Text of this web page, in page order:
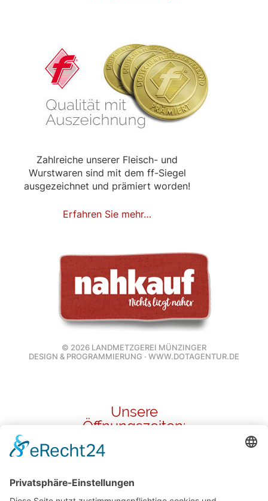
Zahlreiche unserer Fleisch- und
Wurstwaren sind mit dem ff-Siegel
ausgezeichnet und prämiert worden!
Erfahren Sie mehr…
© 2026 LANDMETZGEREI MÜNZINGER
DESIGN & PROGRAMMIERUNG · WWW.DOTAGENTUR.DE
Unsere
Öffnungszeiten:
Metzgerei in Mauren
Do & Fr · 8:30 – 12 Uhr & 14 – 17 Uhr
Samstag · 7 – 12 Uhr